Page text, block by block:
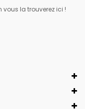
la trouverez ici !